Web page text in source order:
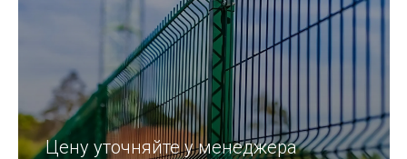
Цену уточняйте у менеджера